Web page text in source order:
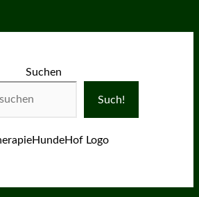
Suchen
Such!